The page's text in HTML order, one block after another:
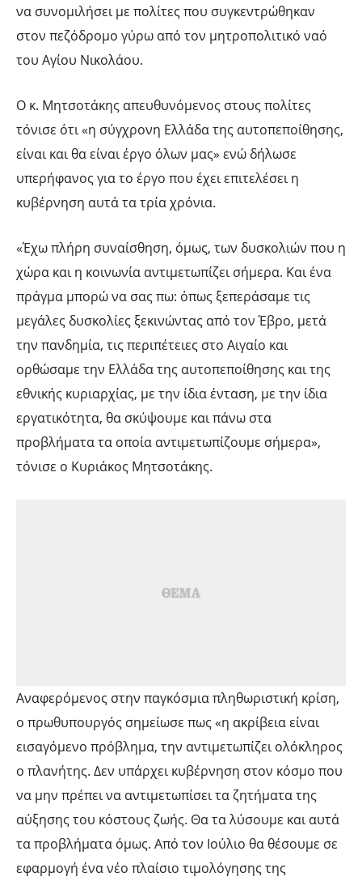
να συνομιλήσει με πολίτες που συγκεντρώθηκαν
στον πεζόδρομο γύρω από τον μητροπολιτικό ναό
του Αγίου Νικολάου.
Ο κ. Μητσοτάκης απευθυνόμενος στους πολίτες
τόνισε ότι «η σύγχρονη Ελλάδα της αυτοπεποίθησης,
είναι και θα είναι έργο όλων μας» ενώ δήλωσε
υπερήφανος για το έργο που έχει επιτελέσει η
κυβέρνηση αυτά τα τρία χρόνια.
«Έχω πλήρη συναίσθηση, όμως, των δυσκολιών που η
χώρα και η κοινωνία αντιμετωπίζει σήμερα. Και ένα
πράγμα μπορώ να σας πω: όπως ξεπεράσαμε τις
μεγάλες δυσκολίες ξεκινώντας από τον Έβρο, μετά
την πανδημία, τις περιπέτειες στο Αιγαίο και
ορθώσαμε την Ελλάδα της αυτοπεποίθησης και της
εθνικής κυριαρχίας, με την ίδια ένταση, με την ίδια
εργατικότητα, θα σκύψουμε και πάνω στα
προβλήματα τα οποία αντιμετωπίζουμε σήμερα»,
τόνισε ο Κυριάκος Μητσοτάκης.
Αναφερόμενος στην παγκόσμια πληθωριστική κρίση,
ο πρωθυπουργός σημείωσε πως «η ακρίβεια είναι
εισαγόμενο πρόβλημα, την αντιμετωπίζει ολόκληρος
ο πλανήτης. Δεν υπάρχει κυβέρνηση στον κόσμο που
να μην πρέπει να αντιμετωπίσει τα ζητήματα της
αύξησης του κόστους ζωής. Θα τα λύσουμε και αυτά
τα προβλήματα όμως. Από τον Ιούλιο θα θέσουμε σε
εφαρμογή ένα νέο πλαίσιο τιμολόγησης της